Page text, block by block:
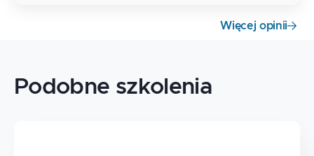
Więcej opinii
Podobne szkolenia